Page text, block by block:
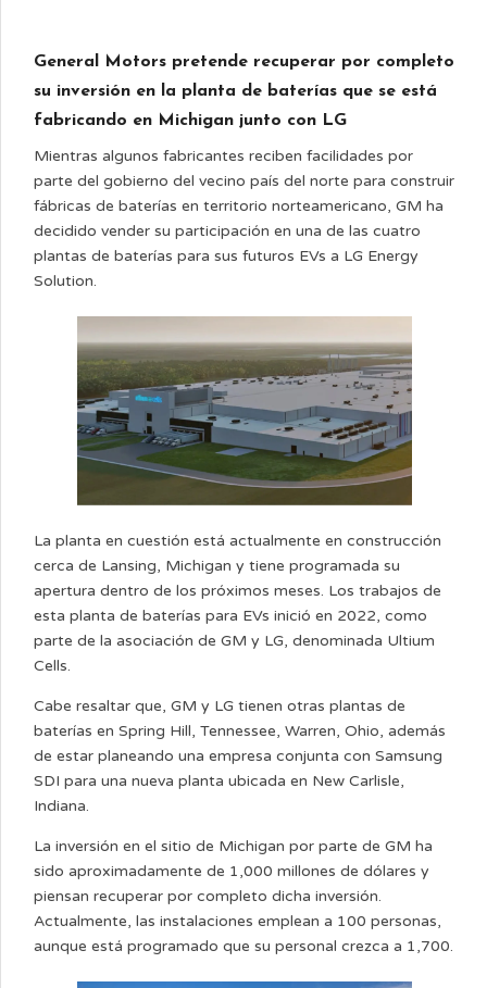
General Motors pretende recuperar por completo
su inversión en la planta de baterías que se está
fabricando en Michigan junto con LG
Mientras algunos fabricantes reciben facilidades por
parte del gobierno del vecino país del norte para construir
fábricas de baterías en territorio norteamericano, GM ha
decidido vender su participación en una de las cuatro
plantas de baterías para sus futuros EVs a LG Energy
Solution.
La planta en cuestión está actualmente en construcción
cerca de Lansing, Michigan y tiene programada su
apertura dentro de los próximos meses. Los trabajos de
esta planta de baterías para EVs inició en 2022, como
parte de la asociación de GM y LG, denominada Ultium
Cells.
Cabe resaltar que, GM y LG tienen otras plantas de
baterías en Spring Hill, Tennessee, Warren, Ohio, además
de estar planeando una empresa conjunta con Samsung
SDI para una nueva planta ubicada en New Carlisle,
Indiana.
La inversión en el sitio de Michigan por parte de GM ha
sido aproximadamente de 1,000 millones de dólares y
piensan recuperar por completo dicha inversión.
Actualmente, las instalaciones emplean a 100 personas,
aunque está programado que su personal crezca a 1,700.